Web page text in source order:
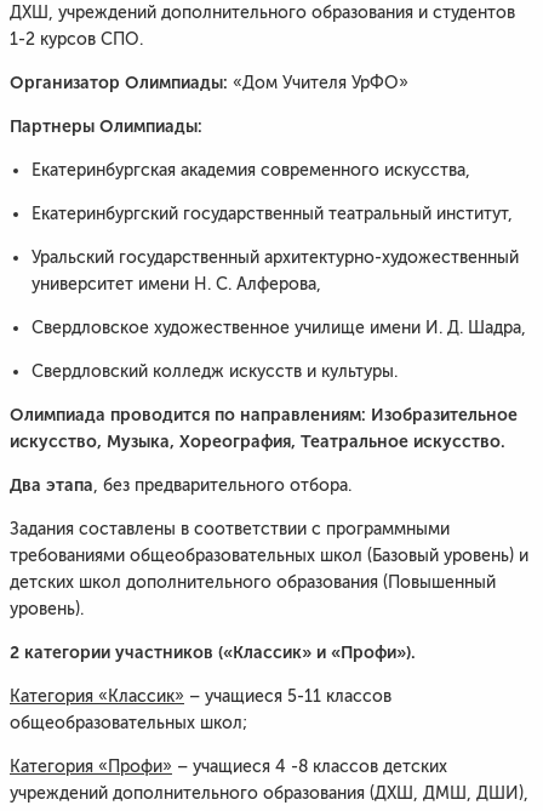
ДХШ, учреждений дополнительного образования и студентов
1-2 курсов СПО.
Организатор Олимпиады: «Дом Учителя УрФО»
Партнеры Олимпиады:
Екатеринбургская академия современного искусства,
Екатеринбургский государственный театральный институт,
Уральский государственный архитектурно-художественный
университет имени Н. С. Алферова,
Свердловское художественное училище имени И. Д. Шадра,
Свердловский колледж искусств и культуры.
Олимпиада проводится по направлениям: Изобразительное
искусство, Музыка, Хореография, Театральное искусство.
Два этапа , без предварительного отбора.
Задания составлены в соответствии с программными
требованиями общеобразовательных школ (Базовый уровень) и
детских школ дополнительного образования (Повышенный
уровень).
2 категории участников («Классик» и «Профи»).
Категория «Классик» – учащиеся 5-11 классов
общеобразовательных школ;
Категория «Профи» – учащиеся 4 -8 классов детских
учреждений дополнительного образования (ДХШ, ДМШ, ДШИ),